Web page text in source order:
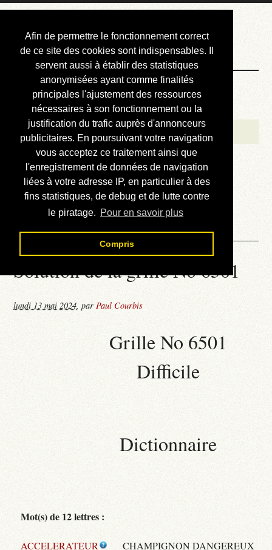
Afin de permettre le fonctionnement correct
de ce site des cookies sont indispensables. Il
servent aussi à établir des statistiques
anonymisées ayant comme finalités
principales l'ajustement des ressources
nécessaires à son fonctionnement ou la
justification du trafic auprès d'annonceurs
publicitaires. En poursuivant votre navigation
vous acceptez ce traitement ainsi que
l'enregistrement de données de navigation
liées à votre adresse IP, en particulier à des
fins statistiques, de debug et de lutte contre
le piratage. Pour en savoir plus
Compris
Courbis, « LE »
Blog Officiel
Bienvenue
Réalisations
Divers (et d’été)
Annonces
Liens externes
Téléchargement
Contact
Solution de la grille No 6501
lundi 13 mai 2024,parPaul Courbis
Grille No 6501
Difficile
Dictionnaire
Mot(s) de 12 lettres :
ACCELERATEUR CHAMPIGNON DANGEREUX